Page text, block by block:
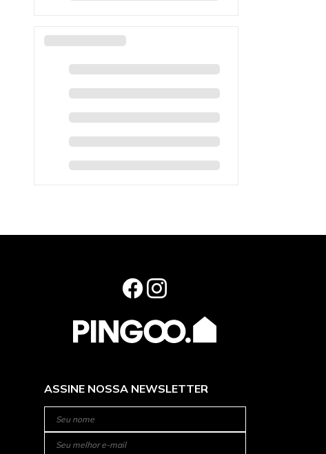
ASSINE NOSSA NEWSLETTER